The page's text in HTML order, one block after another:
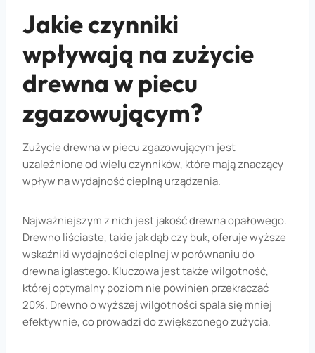
Jakie czynniki
wpływają na zużycie
drewna w piecu
zgazowującym?
Zużycie drewna w piecu zgazowującym jest
uzależnione od wielu czynników, które mają znaczący
wpływ na wydajność cieplną urządzenia.
Najważniejszym z nich jest jakość drewna opałowego.
Drewno liściaste, takie jak dąb czy buk, oferuje wyższe
wskaźniki wydajności cieplnej w porównaniu do
drewna iglastego. Kluczowa jest także wilgotność,
której optymalny poziom nie powinien przekraczać
20%. Drewno o wyższej wilgotności spala się mniej
efektywnie, co prowadzi do zwiększonego zużycia.